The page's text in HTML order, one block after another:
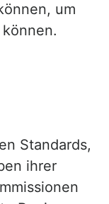
um
Standards,
ihrer